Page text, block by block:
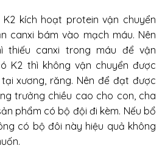
K2 kích hoạt protein vận chuyển
canxi bám vào mạch máu. Nên
thiếu canxi trong máu để vận
K2 thì không vận chuyển được
xương, răng. Nên để đạt được
trưởng chiều cao cho con, cha
phẩm có bộ đội đi kèm. Nếu bổ
có bộ đôi này hiệu quả không